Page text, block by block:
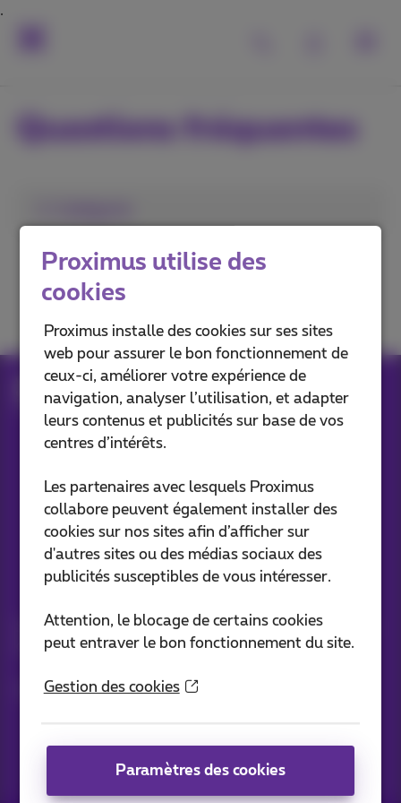
Questions fréquentes
Gérer vos factures
Contrôler vos coûts
Proximus utilise des
cookies
Proximus installe des cookies sur ses sites
web pour assurer le bon fonctionnement de
ceux-ci, améliorer votre expérience de
navigation, analyser l’utilisation, et adapter
leurs contenus et publicités sur base de vos
centres d’intérêts.
Les partenaires avec lesquels Proximus
collabore peuvent également installer des
cookies sur nos sites afin d’afficher sur
d'autres sites ou des médias sociaux des
publicités susceptibles de vous intéresser.
Attention, le blocage de certains cookies
peut entraver le bon fonctionnement du site.
Gestion des cookies
Paramètres des cookies
Gérer vos factures
Plainte à propos de votre facture
Suivez les dernières actualités, offres ou promotions fraîches
du jour
C’est parti!